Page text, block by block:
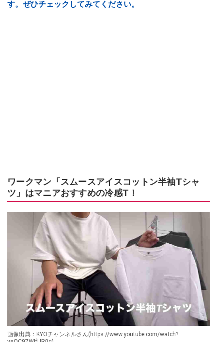
す。ぜひチェックしてみてください。
ワークマン「スムースアイスコットン半袖Tシャ
ツ」はマニアおすすめの冷感T！
画像出典：KYOチャンネルさん(https://www.youtube.com/watch?